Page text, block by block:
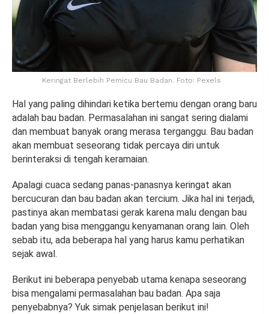
Keringat Berlebih Pemicu Bau Badan. Foto: Pexels
Hal yang paling dihindari ketika bertemu dengan orang baru
adalah bau badan. Permasalahan ini sangat sering dialami
dan membuat banyak orang merasa terganggu. Bau badan
akan membuat seseorang tidak percaya diri untuk
berinteraksi di tengah keramaian.
Apalagi cuaca sedang panas-panasnya keringat akan
bercucuran dan bau badan akan tercium. Jika hal ini terjadi,
pastinya akan membatasi gerak karena malu dengan bau
badan yang bisa menggangu kenyamanan orang lain. Oleh
sebab itu, ada beberapa hal yang harus kamu perhatikan
sejak awal.
Berikut ini beberapa penyebab utama kenapa seseorang
bisa mengalami permasalahan bau badan. Apa saja
penyebabnya? Yuk simak penjelasan berikut ini!